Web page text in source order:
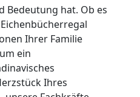
Bedeutung hat. Ob es
Ihrer Familie
ein
Ihres